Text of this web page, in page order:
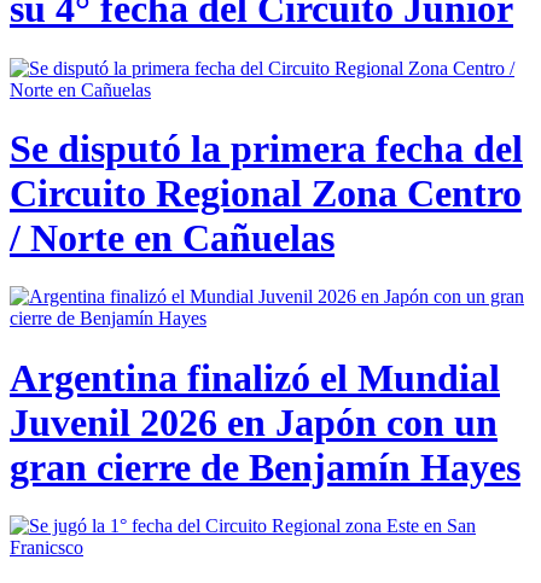
Se disputó la primera fecha del
Circuito Regional Zona Centro
/ Norte en Cañuelas
Argentina finalizó el Mundial
Juvenil 2026 en Japón con un
gran cierre de Benjamín Hayes